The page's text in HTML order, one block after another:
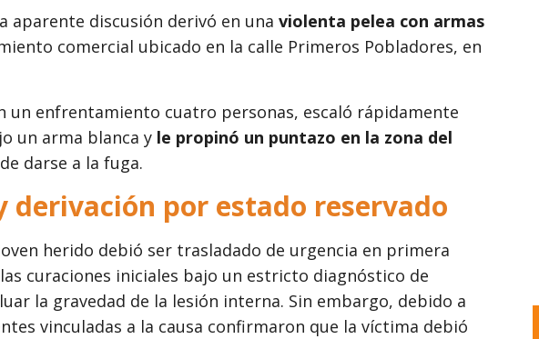
aparente discusión derivó en una violenta pelea con armas
comercial ubicado en la calle Primeros Pobladores, en
un enfrentamiento cuatro personas, escaló rápidamente
un arma blanca y le propinó un puntazo en la zona del
darse a la fuga.
derivación por estado reservado
herido debió ser trasladado de urgencia en primera
curaciones iniciales bajo un estricto diagnóstico de
la gravedad de la lesión interna. Sin embargo, debido a
vinculadas a la causa confirmaron que la víctima debió